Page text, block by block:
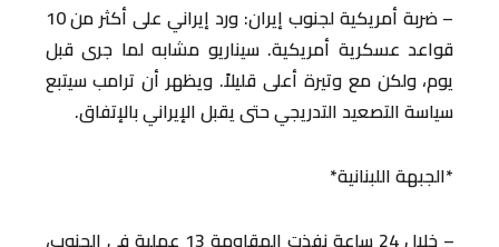
– ضربة أمريكية لجنوب إيران: ورد إيراني على أكثر من 10
قواعد عسكرية أمريكية. سيناريو مشابه لما جرى قبل
يوم، ولكن مع وتيرة أعلى قليلاً. ويظهر أن ترامب سيتبع
سياسة التصعيد التدريجي حتى يقبل الإيراني بالإتفاق.
*الجبهة اللبنانية*
– خلال 24 ساعة نفذت المقاومة 13 عملية في الجنوب،